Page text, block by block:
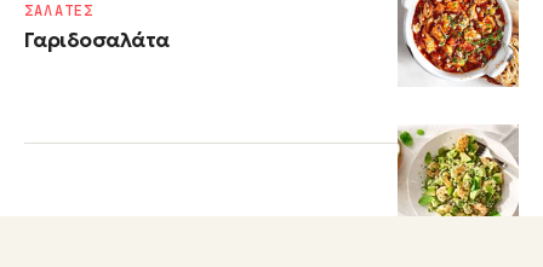
Γαριδοσαλάτα
ΣΑΛΑΤΕΣ